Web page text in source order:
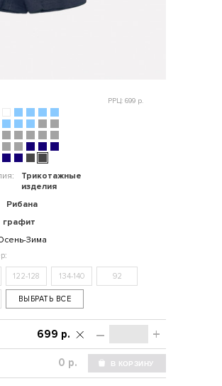
Трикотажные
изделия
Рибана
графит
Зима
РРЦ: 699 р.
122-128 134-140 92
ВЫБРАТЬ ВСЕ
– +
699 р.
р.